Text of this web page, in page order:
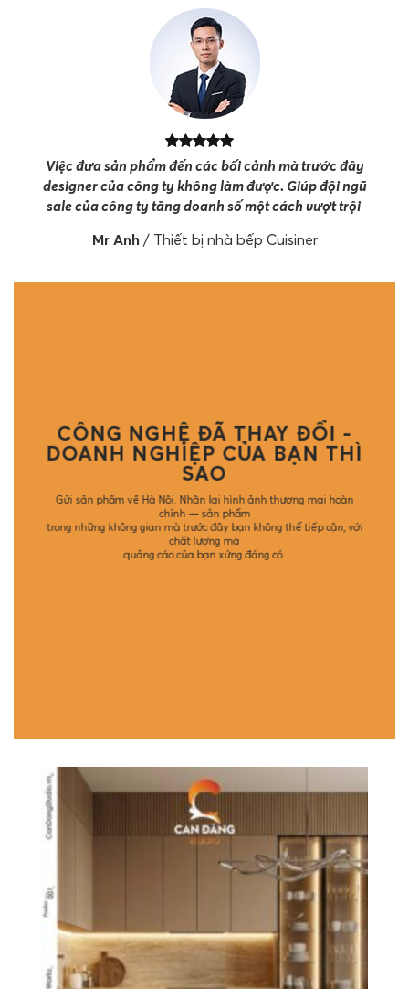
Việc đưa sản phẩm đến các bối cảnh mà trước đây
designer của công ty không làm được. Giúp đội ngũ
sale của công ty tăng doanh số một cách vượt trội
Mr Anh / Thiết bị nhà bếp Cuisiner
CÔNG NGHỆ ĐÃ THAY ĐỔI -
DOANH NGHIỆP CỦA BẠN THÌ
SAO
Gửi sản phẩm về Hà Nội. Nhận lại hình ảnh thương mại hoàn
chỉnh — sản phẩm
trong những không gian mà trước đây bạn không thể tiếp cận, với
chất lượng mà
quảng cáo của bạn xứng đáng có.